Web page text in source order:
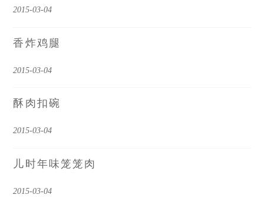
2015-03-04
香炸鸡腿
2015-03-04
酥肉扣碗
2015-03-04
儿时年味笼笼肉
2015-03-04